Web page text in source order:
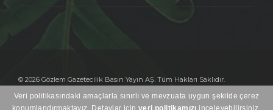
Veri politikasındaki amaçlarla sınırlı ve mevzuata uygun şekilde çerez
konumlandırmaktayız. Detaylar içinveri politikamızı inceleyebilirsiniz.
© 2026 Gözlem Gazetecilik Basın Yayın AŞ. Tüm Hakları Saklıdır.
Heweso